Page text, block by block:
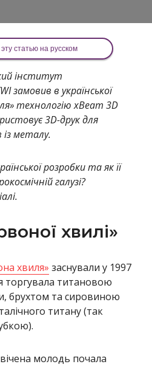
статью на русском
інститут
замовив в української
технологію хBeam 3D
3D-друк для
металу.
розробки та як її
галузі?
хвилі»
хвиля» заснували у 1997
торгувала титановою
брухтом та сировиною
титану (так
молодь почала